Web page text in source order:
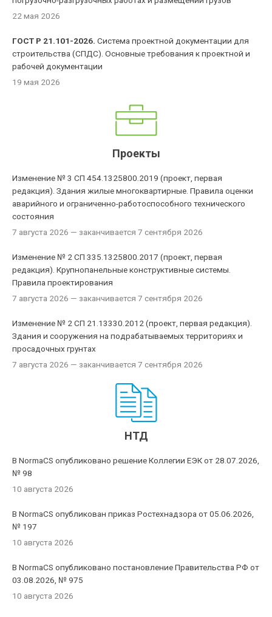
22 мая 2026
ГОСТ Р 21.101-2026. Система проектной документации для
строительства (СПДС). Основные требования к проектной и
рабочей документации
19 мая 2026
Проекты
Изменение № 3 СП 454.1325800.2019 (проект, первая
редакция). Здания жилые многоквартирные. Правила оценки
аварийного и ограниченно-работоспособного технического
состояния
7 августа 2026 — заканчивается 7 сентября 2026
Изменение № 2 СП 335.1325800.2017 (проект, первая
редакция). Крупнопанельные конструктивные системы.
Правила проектирования
7 августа 2026 — заканчивается 7 сентября 2026
Изменение № 2 СП 21.13330.2012 (проект, первая редакция).
Здания и сооружения на подрабатываемых территориях и
просадочных грунтах
7 августа 2026 — заканчивается 7 сентября 2026
НТД
В NormaCS опубликовано решение Коллегии ЕЭК от 28.07.2026,
№ 98
10 августа 2026
В NormaCS опубликован приказ Ростехнадзора от 05.06.2026,
№ 197
10 августа 2026
В NormaCS опубликовано постановление Правительства РФ от
03.08.2026, № 975
10 августа 2026